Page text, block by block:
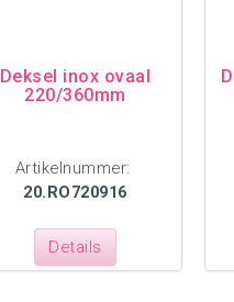
Deksel inox ovaal
220/360mm
Artikelnummer:
20.RO720916
Details